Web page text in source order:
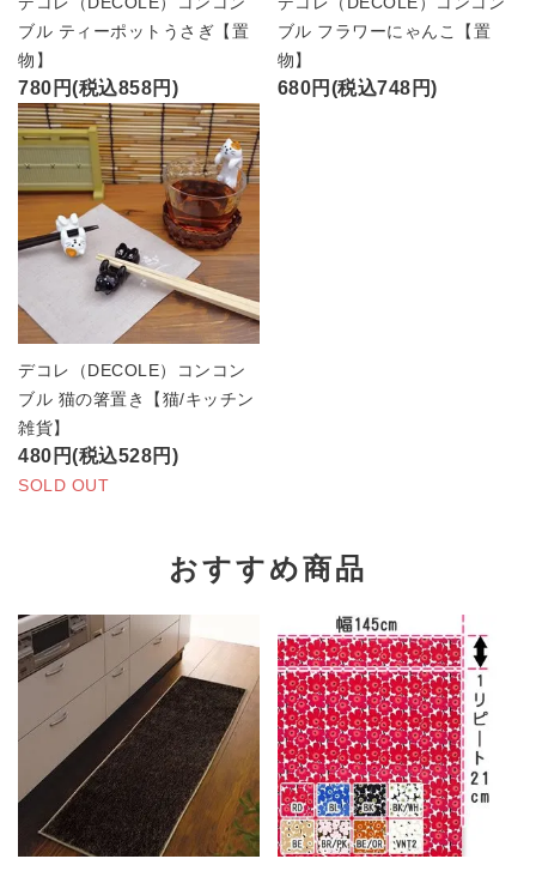
ブル ティーポットうさぎ【置
物】
780円(税込858円)
ブル フラワーにゃんこ【置
物】
680円(税込748円)
デコレ（DECOLE）コンコン
ブル 猫の箸置き【猫/キッチン
雑貨】
480円(税込528円)
SOLD OUT
おすすめ商品